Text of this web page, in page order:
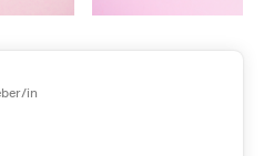
in